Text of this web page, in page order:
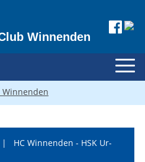
Winnenden
HC Winnenden - HSK Ur-